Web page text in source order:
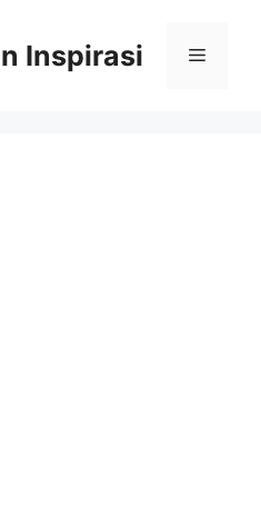
Inspirasi Menu